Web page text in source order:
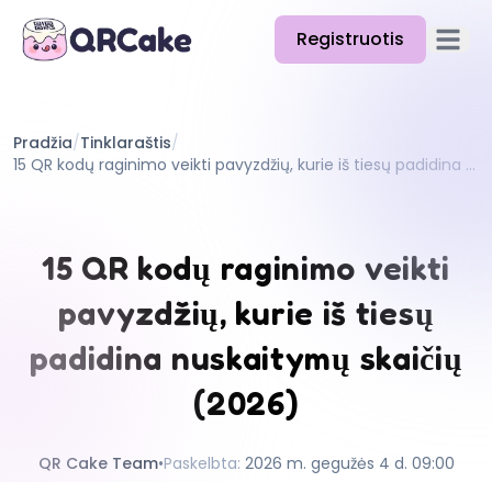
Registruotis
Kainos
Dokumentacija
Pagalba
API
Pradžia/Tinklaraštis/
15 QR kodų raginimo veikti pavyzdžių, kurie iš tiesų padidina nuskaitymų skaičių (2026)
15 QR kodų raginimo veikti
pavyzdžių, kurie iš tiesų
padidina nuskaitymų skaičių
(2026)
QR Cake Team•Paskelbta: 2026 m. gegužės 4 d. 09:00